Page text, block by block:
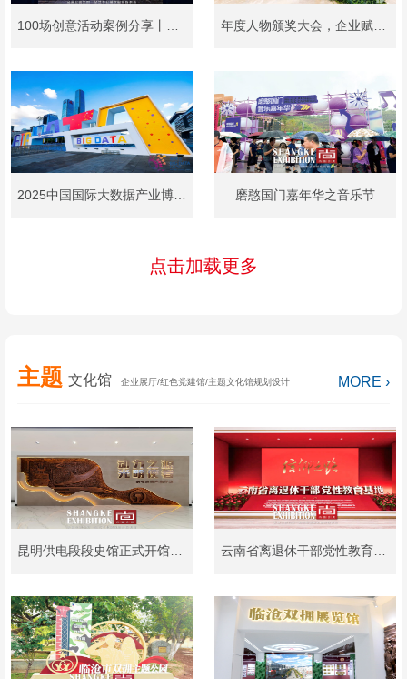
年度人物颁奖大会，企业赋能活动策划布置
2025中国国际大数据产业博览会 磨憨国门嘉年华之音乐节
点击加载更多
主题 文化馆 企业展厅/红色党建馆/主题文化馆规划设计 MORE ›
昆明供电段段史馆正式开馆，一座镌刻昆铁供电发展印记的精神坐标！